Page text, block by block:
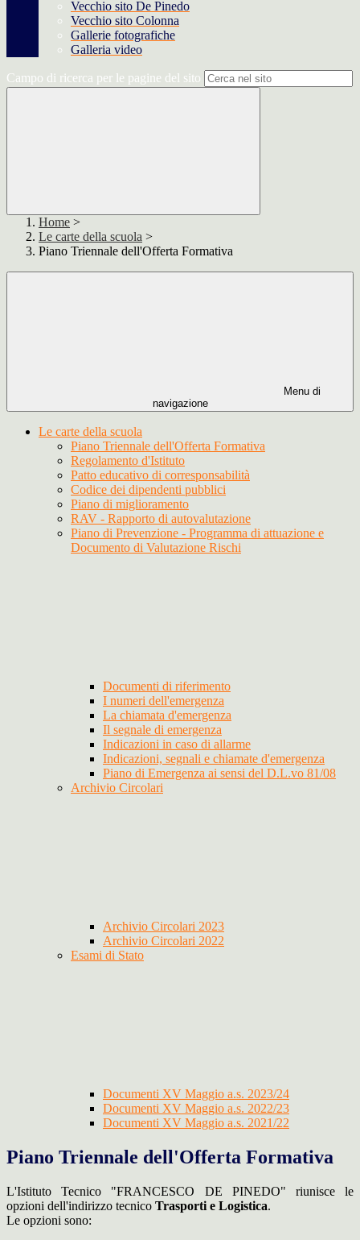
Vecchio sito De Pinedo
Vecchio sito Colonna
Gallerie fotografiche
Galleria video
Campo di ricerca per le pagine del sito
Home >
Le carte della scuola >
Piano Triennale dell'Offerta Formativa
Menu di
navigazione
Le carte della scuola
Piano Triennale dell'Offerta Formativa
Regolamento d'Istituto
Patto educativo di corresponsabilità
Codice dei dipendenti pubblici
Piano di miglioramento
RAV - Rapporto di autovalutazione
Piano di Prevenzione - Programma di attuazione e
Documento di Valutazione Rischi
Documenti di riferimento
I numeri dell'emergenza
La chiamata d'emergenza
Il segnale di emergenza
Indicazioni in caso di allarme
Indicazioni, segnali e chiamate d'emergenza
Piano di Emergenza ai sensi del D.L.vo 81/08
Archivio Circolari
Archivio Circolari 2023
Archivio Circolari 2022
Esami di Stato
Documenti XV Maggio a.s. 2023/24
Documenti XV Maggio a.s. 2022/23
Documenti XV Maggio a.s. 2021/22
Piano Triennale dell'Offerta Formativa
L'Istituto Tecnico "FRANCESCO DE PINEDO" riunisce le
opzioni dell'indirizzo tecnico Trasporti e Logistica.
Le opzioni sono: